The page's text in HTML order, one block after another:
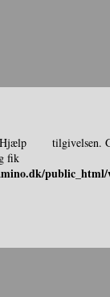
tilgivelsen.
public_html/